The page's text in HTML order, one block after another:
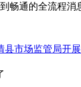
畅通的全流程消
县市场监管局开